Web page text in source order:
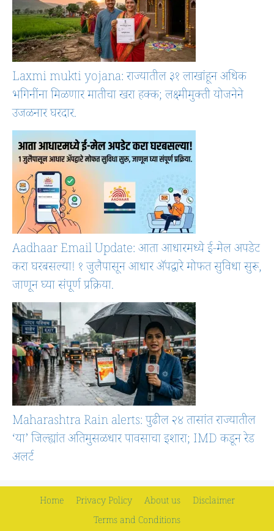
Laxmi mukti yojana: राज्यातील ३१ लाखांहून अधिक
भगिनींना मिळणार मातीचा खरा हक्क; लक्ष्मीमुक्ती योजनेने
उजळनार घरदार.
Aadhaar Email Update: आता आधारमध्ये ई-मेल अपडेट
करा घरबसल्या! १ जुलैपासून आधार ॲपद्वारे मोफत सुविधा सुरू,
जाणून घ्या संपूर्ण प्रक्रिया.
Maharashtra Rain alerts: पुढील २४ तासांत राज्यातील
‘या’ जिल्ह्यांत अतिमुसळधार पावसाचा इशारा; IMD कडून रेड
अलर्ट
Home Privacy Policy About us
Disclaimer
Terms and Conditions